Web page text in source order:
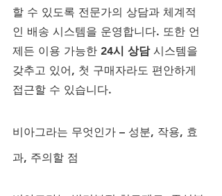
할 수 있도록 전문가의 상담과 체계적
인 배송 시스템을 운영합니다. 또한 언
제든 이용 가능한 24시 상담 시스템을
갖추고 있어, 첫 구매자라도 편안하게
접근할 수 있습니다.
비아그라는 무엇인가 – 성분, 작용, 효
과, 주의할 점